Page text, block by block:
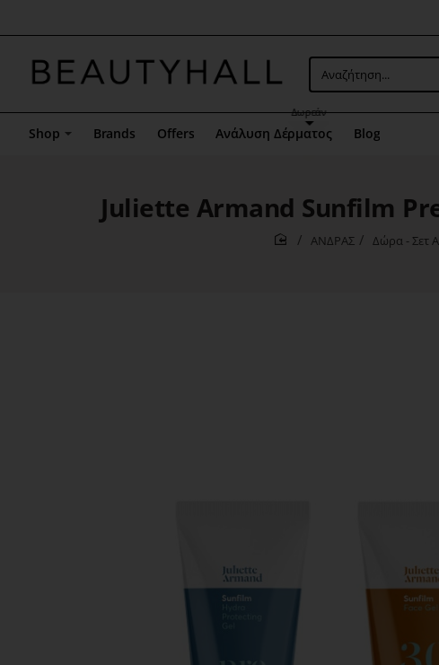
5
Αναζήτηση...
Shop Brands Offers Ανάλυση Δέρματος
Δωρεάν
Blog
Juliette Armand Sunfilm
ΑΝΔΡΑΣ Δώρα - Σετ